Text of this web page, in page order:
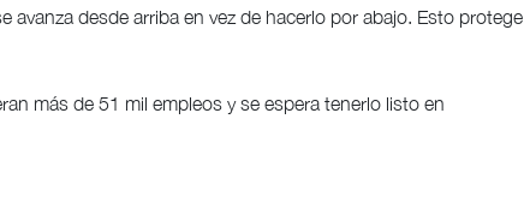
desde arriba en vez de hacerlo por abajo. Esto protege
más de 51 mil empleos y se espera tenerlo listo en